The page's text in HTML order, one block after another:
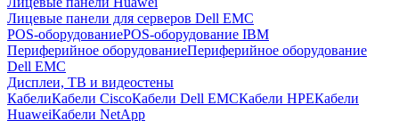
Лицевые панели для серверов Dell EMC
POS-оборудованиеPOS-оборудование IBM
Периферийное оборудованиеПериферийное оборудование
Dell EMC
Дисплеи, ТВ и видеостены
КабелиКабели CiscoКабели Dell EMCКабели HPEКабели
HuaweiКабели NetApp